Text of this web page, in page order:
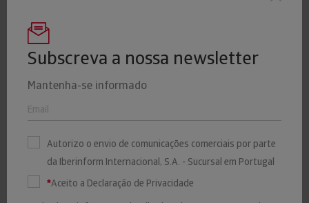
Últimas notícias
Quase metade das empresas
de investigação e segurança
está em Lisboa e mais de
metade tem mais de 10 anos
Subscreva a nossa newsletter
Mantenha-se informado
Autorizo o envio de comunicações comerciais por parte
da Iberinform Internacional, S.A. - Sucursal em Portugal
*Aceito a Declaração de Privacidade